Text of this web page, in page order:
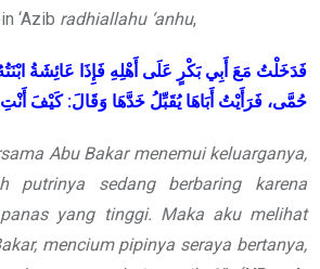
‘Azib radhiallahu ‘anhu,
فَدَخَلْتُ مَعَ أَبِي بَكْرٍ عَلَى أَهْلِهِ فَإِذَا عَائِشَةُ
حُمَّى، فَرَأَيْتُ أَبَاهَا يُقَبِّلُ خَدَّهَا وَقَالَ:كَيْفَ أَنْتِ
Abu Bakar menemui keluarganya,
putrinya sedang berbaring karena
yang tinggi. Maka aku melihat
mencium pipinya seraya bertanya,